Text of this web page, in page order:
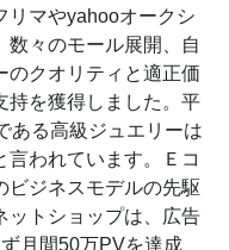
リマやyahooオークシ
数々のモール展開、自
のクオリティと適正価
を獲得しました。 平
ある高級ジュエリーは
われています。
Ｅコ
ビジネスモデルの先駆
ットショップは、広告
月間50万PVを達成